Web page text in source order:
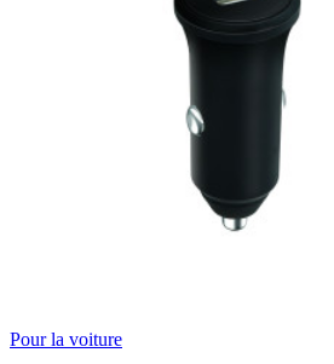
Pour la voiture